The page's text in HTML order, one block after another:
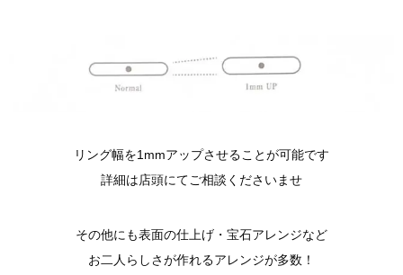
リング幅を1mmアップさせることが可能です
詳細は店頭にてご相談くださいませ
その他にも表面の仕上げ・宝石アレンジなど
お二人らしさが作れるアレンジが多数！